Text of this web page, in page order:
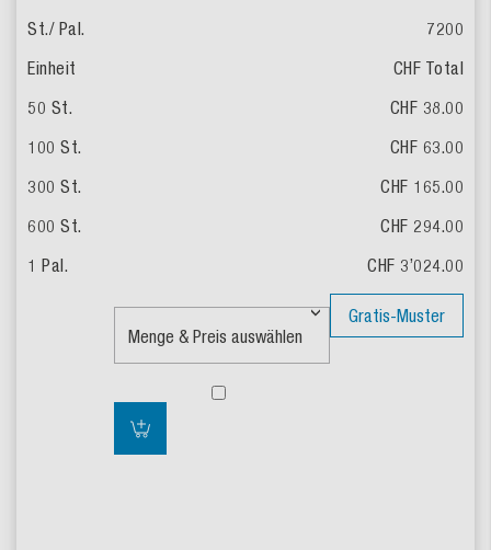
7200
CHF Total
CHF 38.00
CHF 63.00
CHF 165.00
CHF 294.00
CHF 3’024.00
Gratis-Muster